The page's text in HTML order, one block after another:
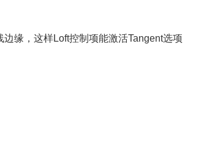
缘，这样Loft控制项能激活Tangent选项